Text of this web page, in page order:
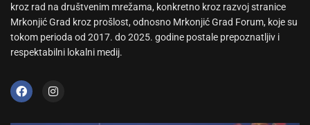
kroz rad na društvenim mrežama, konkretno kroz razvoj stranice
Mrkonjić Grad kroz prošlost, odnosno Mrkonjić Grad Forum, koje su
tokom perioda od 2017. do 2025. godine postale prepoznatljiv i
respektabilni lokalni medij.